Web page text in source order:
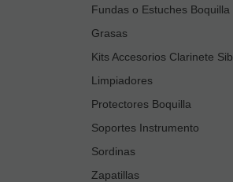
Fundas o Estuches Boquilla
Grasas
Kits Accesorios Clarinete Sib
Limpiadores
Protectores Boquilla
Soportes Instrumento
Sordinas
Zapatillas